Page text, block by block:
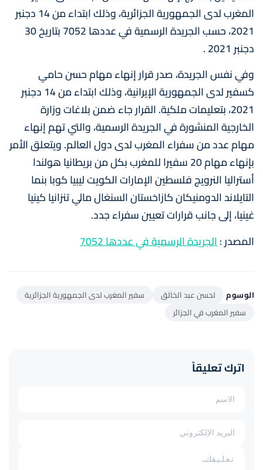
المغرب لدى الجمهورية الجزائرية، وذلك ابتداء من 14 دجنبر
2021، حسب الجريدة الرسمية في عددها 7052 بتاريخ 30
دجنبر 2021 .
وفي نفس الجريدة، صدر قرار إنهاء مهام حسن حامي
كسفير لدى الجمهورية الإيرانية، وذلك ابتداء من 14 دجنبر
2021، بتعليمات ملكية. القرار جاء ضمن بلاغات وزارة
الخارجية المنشورة في الجريدة الرسمية، والتي تهم إنهاء
مهام عدد من سفراء المغرب لدى دول العالم. ويتعلق الأمر
بإنهاء مهام 20 سفيرا للمغرب بكل من بريطانيا هولندا
أستراليا النرويج فلسطين الإمارات الكويت ليبيا كوبا بنما
التايلاند الدومنيكان كازاخستان السنغال مالي تنزانيا كينيا
غينيا، إلى جانب قرارات تعيين سفراء جدد.
المصدر :الجريدة الرسمية في عددها 7052
الوسوم لحسن عبد الخالق
سفير المغرب لدى الجمهورية الجزائرية
سفير المغرب في الجزائر
اترك تعليقاً